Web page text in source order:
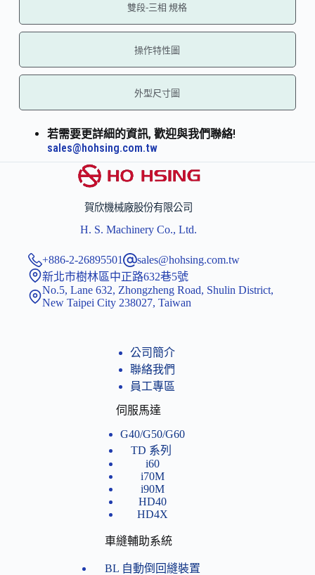
雙段-三相 規格
操作特性圖
外型尺寸圖
若需要更詳細的資訊, 歡迎與我們聯絡!
sales@hohsing.com.tw
賀欣機械廠股份有限公司
H. S. Machinery Co., Ltd.
+886-2-26895501
sales@hohsing.com.tw
新北市樹林區中正路632巷5號
No.5, Lane 632, Zhongzheng Road, Shulin District,
New Taipei City 238027, Taiwan
公司簡介
聯絡我們
員工專區
伺服馬達
G40/G50/G60
TD 系列
i60
i70M
i90M
HD40
HD4X
車縫輔助系統
BL 自動倒回縫裝置